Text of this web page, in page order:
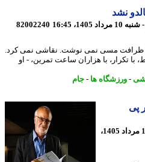
نشد
82002240
ظرافت مسی نمی نوشت. نقاشی نمی کرد.
تکرار، با هزاران ساعت تمرین، - او
ورزشگاه ها- جام
7 روز پیش - شنبه 10 مرداد 1405،